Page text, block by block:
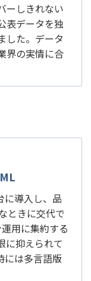
ーしきれない
表データを独
した。データ
界の実情に合
に導入し、品
ときに交代で
用に集約する
に抑えられて
には多言語版